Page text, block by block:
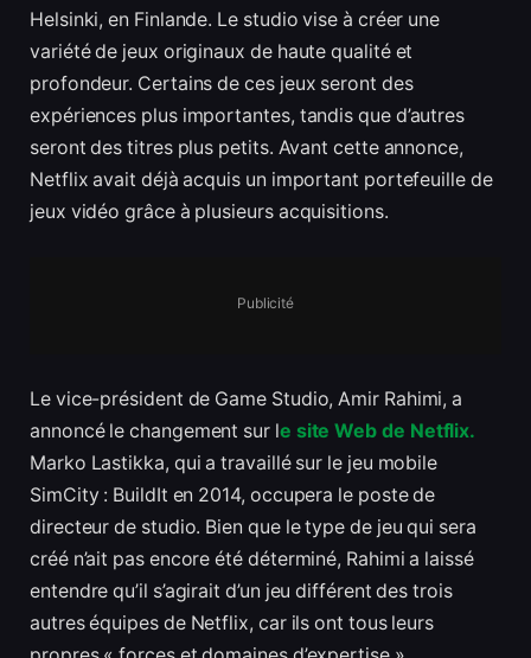
Helsinki, en Finlande. Le studio vise à créer une
variété de jeux originaux de haute qualité et
profondeur. Certains de ces jeux seront des
expériences plus importantes, tandis que d’autres
seront des titres plus petits. Avant cette annonce,
Netflix avait déjà acquis un important portefeuille de
jeux vidéo grâce à plusieurs acquisitions.
Publicité
Le vice-président de Game Studio, Amir Rahimi, a
annoncé le changement sur le site Web de Netflix.
Marko Lastikka, qui a travaillé sur le jeu mobile
SimCity : BuildIt en 2014, occupera le poste de
directeur de studio. Bien que le type de jeu qui sera
créé n’ait pas encore été déterminé, Rahimi a laissé
entendre qu’il s’agirait d’un jeu différent des trois
autres équipes de Netflix, car ils ont tous leurs